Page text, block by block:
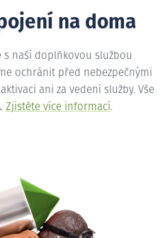
na doma
naší doplňkovou službou
ochránit před nebezpečnými
ani za vedení služby. Vše
Zjistěte více informací.